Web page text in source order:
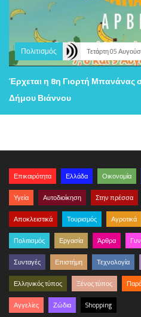
Πολιτισμός Τετάρτη 05
Έρχεται η 8η Γιορτή Μπανάνας
Δήμου Βιάννου
Επικαιρότητα Ελλάδα Οικονομία
Υγεία Αυτοδιοίκηση Στην πρέσσα
Αποκλειστικά Τουρισμός Αγροτικά
Πολιτισμός Εργασία Άρθρα
Συνταγές Επιστήμη Τεχνολογία
Ελληνικός τύπος Ξένος τύπος
Αγγελίες Ζώδια Shopping